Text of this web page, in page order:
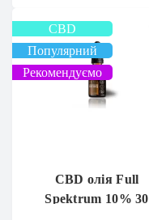
CBD
Популярний
Рекомендуємо
CBD олія Full
Spektrum 10% 30